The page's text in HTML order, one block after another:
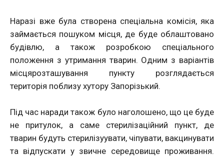
Наразі вже була створена спеціальна комісія, яка
займається пошуком місця, де буде облаштовано
будівлю, а також розробкою спеціального
положення з утримання тварин. Одним з варіантів
місцярозташування пункту розглядається
територія поблизу хутору Запорізький.
Під час наради також було наголошено, що це буде
не притулок, а саме стерилізаційний пункт, де
тварин будуть стерилізуувати, чіпувати, вакцинувати
та відпускати у звичне середовище проживання.